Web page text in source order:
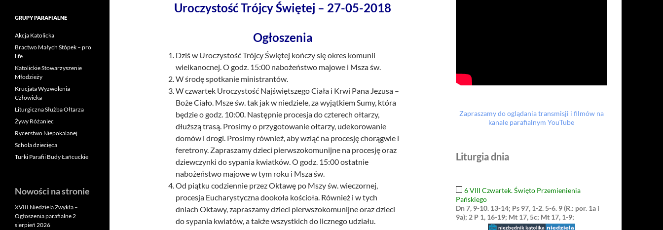
Uroczystość Trójcy Świętej – 27-05-2018
Ogłoszenia
Dziś w Uroczystość Trójcy Świętej kończy się okres komunii
wielkanocnej. O godz. 15:00 nabożeństwo majowe i Msza św.
W środę spotkanie ministrantów.
W czwartek Uroczystość Najświętszego Ciała i Krwi Pana Jezusa –
Boże Ciało. Msze św. tak jak w niedziele, za wyjątkiem Sumy, która
będzie o godz. 10:00. Następnie procesja do czterech ołtarzy,
dłuższą trasą. Prosimy o przygotowanie ołtarzy, udekorowanie
domów i drogi. Prosimy również, aby wziąć na procesję chorągwie i
feretrony. Zapraszamy dzieci pierwszokomunijne na procesję oraz
dziewczynki do sypania kwiatków. O godz. 15:00 ostatnie
nabożeństwo majowe w tym roku i Msza św.
Od piątku codziennie przez Oktawę po Mszy św. wieczornej,
procesja Eucharystyczna dookoła kościoła. Również i w tych
dniach Oktawy, zapraszamy dzieci pierwszokomunijne oraz dzieci
do sypania kwiatów, a także wszystkich do licznego udziału.
Zapraszamy do oglądania transmisji i filmów na
kanale parafialnym YouTube
Liturgia dnia
6 VIII Czwartek. Święto Przemienienia
Pańskiego
Dn 7, 9-10. 13-14; Ps 97, 1-2. 5-6. 9 (R.: por. 1a i
9a); 2 P 1, 16-19; Mt 17, 5c; Mt 17, 1-9;
GRUPY PARAFIALNE
Akcja Katolicka
Bractwo Małych Stópek – pro
life
Katolickie Stowarzyszenie
Młodzieży
Krucjata Wyzwolenia
Człowieka
Liturgiczna Służba Ołtarza
Żywy Różaniec
Rycerstwo Niepokalanej
Schola dziecięca
Turki Parafii Budy Łańcuckie
Nowości na stronie
XVIII Niedziela Zwykła –
Ogłoszenia parafialne 2
sierpień 2026